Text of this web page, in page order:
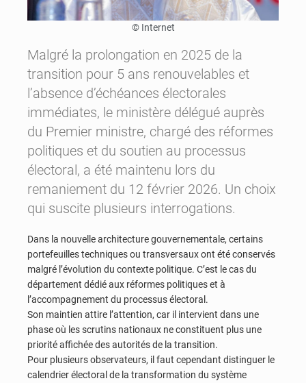
© Internet
Malgré la prolongation en 2025 de la
transition pour 5 ans renouvelables et
l’absence d’échéances électorales
immédiates, le ministère délégué auprès
du Premier ministre, chargé des réformes
politiques et du soutien au processus
électoral, a été maintenu lors du
remaniement du 12 février 2026. Un choix
qui suscite plusieurs interrogations.
Dans la nouvelle architecture gouvernementale, certains
portefeuilles techniques ou transversaux ont été conservés
malgré l’évolution du contexte politique. C’est le cas du
département dédié aux réformes politiques et à
l’accompagnement du processus électoral.
Son maintien attire l’attention, car il intervient dans une
phase où les scrutins nationaux ne constituent plus une
priorité affichée des autorités de la transition.
Pour plusieurs observateurs, il faut cependant distinguer le
calendrier électoral de la transformation du système